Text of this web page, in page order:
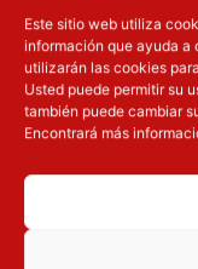
Este sitio web utiliza
información que ayuda a
utilizarán las cookies
Usted puede permitir su
también puede cambiar
Encontrará más